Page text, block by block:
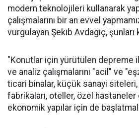
modern teknolojileri kullanarak
çalışmalarını bir an evvel
vurgulayan Şekib Avdagiç, şunları
"Konutlar için yürütülen depreme
ve analiz çalışmalarını "acil" ve
ticari binalar, küçük sanayi
fabrikaları, oteller, özel
ekonomik yapılar için de